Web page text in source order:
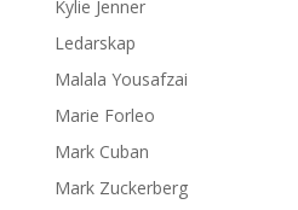
Kylie Jenner
Ledarskap
Malala Yousafzai
Marie Forleo
Mark Cuban
Mark Zuckerberg